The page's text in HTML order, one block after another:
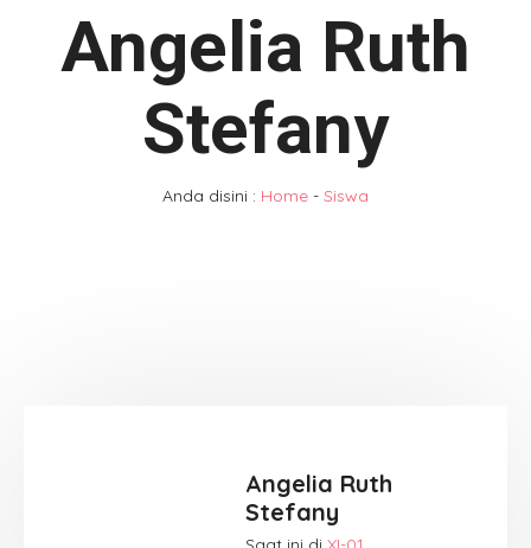
Angelia Ruth
Stefany
Anda disini : Home - Siswa
Angelia Ruth
Stefany